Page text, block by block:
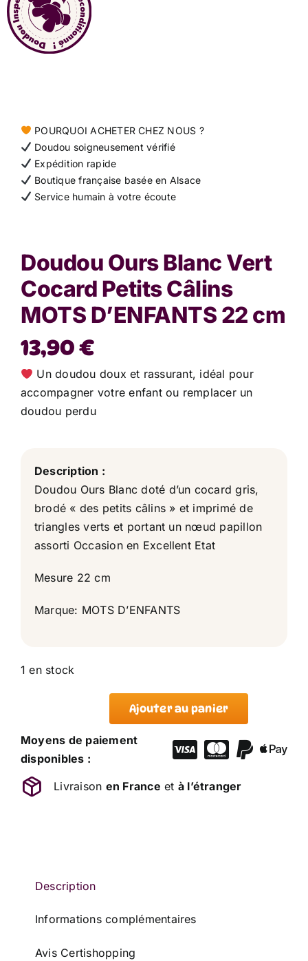
Contact
POURQUOI ACHETER CHEZ NOUS ?
Doudou soigneusement vérifié
Expédition rapide
Boutique française basée en Alsace
Service humain à votre écoute
Doudou Ours Blanc Vert
Cocard Petits Câlins
MOTS D’ENFANTS 22 cm
13,90€
Un doudou doux et rassurant, idéal pour
accompagner votre enfant ou remplacer un
doudou perdu
Description :
Doudou Ours Blanc doté d’un cocard gris,
brodé « des petits câlins » et imprimé de
triangles verts et portant un nœud papillon
assorti Occasion en Excellent Etat
Mesure 22 cm
Marque: MOTS D’ENFANTS
1 en stock
de
Doudou
Blanc
MOTS
22
Ajouter au panier
Moyens de paiement
disponibles :
Livraison en France et à l’étranger
Description
Informations complémentaires
Avis Certishopping